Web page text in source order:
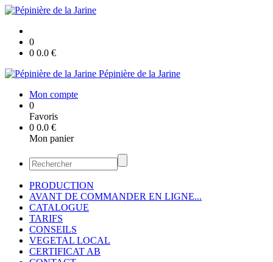
0
0 0.0 €
Pépinière de la Jarine
Mon compte
0
Favoris
0 0.0 €
Mon panier
PRODUCTION
AVANT DE COMMANDER EN LIGNE...
CATALOGUE
TARIFS
CONSEILS
VEGETAL LOCAL
CERTIFICAT AB